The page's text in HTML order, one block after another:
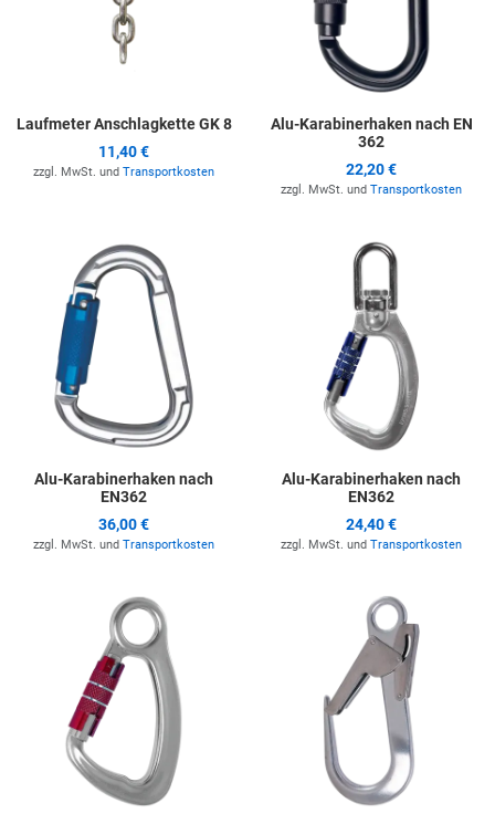
Laufmeter Anschlagkette GK 8
11,40 €
zzgl. MwSt. und Transportkosten
Alu-Karabinerhaken nach EN
362
22,20 €
zzgl. MwSt. und Transportkosten
Zur Merkliste hinzufügen
Alu-Karabinerhaken nach
EN362
36,00 €
zzgl. MwSt. und Transportkosten
Alu-Karabinerhaken nach
EN362
24,40 €
zzgl. MwSt. und Transportkosten
Zur Merkliste hinzufügen